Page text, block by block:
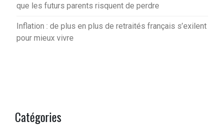
que les futurs parents risquent de perdre
Inflation : de plus en plus de retraités français s’exilent
pour mieux vivre
Catégories